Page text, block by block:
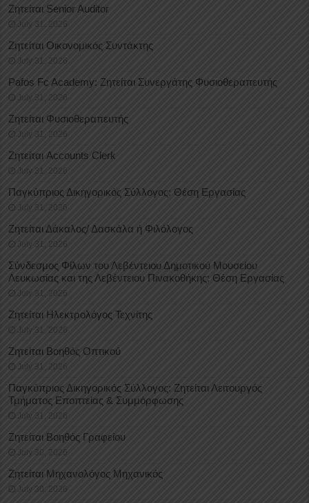
Ζητείται Senior Auditor
July 31, 2026
Ζητείται Οικονομικός Συντάκτης
July 31, 2026
Pafos Fc Academy: Ζητείται Συνεργάτης Φυσιοθεραπευτής
July 31, 2026
Ζητείται Φυσιοθεραπευτής
July 31, 2026
Ζητείται Accounts Clerk
July 31, 2026
Παγκύπριος Δικηγορικός Σύλλογος: Θέση Εργασίας
July 31, 2026
Ζητείται Δάκαλος/ Δασκάλα ή Φιλόλογος
July 31, 2026
Σύνδεσμος Φίλων του Λεβέντειου Δημοτικού Μουσείου
Λευκωσίας και της Λεβέντειου Πινακοθήκης: Θέση Εργασίας
July 31, 2026
Ζητείται Ηλεκτρολόγος Τεχνίτης
July 31, 2026
Ζητείται Βοηθός Οπτικού
July 31, 2026
Παγκύπριος Δικηγορικός Σύλλογος: Ζητείται Λειτουργός
Τμήματος Εποπτείας & Συμμόρφωσης
July 31, 2026
Ζητείται Βοηθός Γραφείου
July 30, 2026
Ζητείται Μηχανολόγος Μηχανικός
July 30, 2026